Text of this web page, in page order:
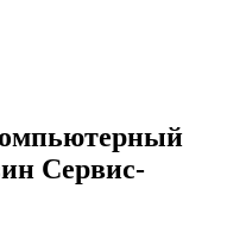
Сервис-